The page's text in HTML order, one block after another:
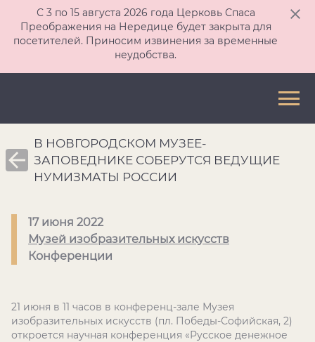
С 3 по 15 августа 2026 года Церковь Спаса
Преображения на Нередице будет закрыта для
посетителей. Приносим извинения за временные
неудобства.
В НОВГОРОДСКОМ МУЗЕЕ-
ЗАПОВЕДНИКЕ СОБЕРУТСЯ ВЕДУЩИЕ
НУМИЗМАТЫ РОССИИ
17 июня 2022
Музей изобразительных искусств
Конференции
21 июня в 11 часов в конференц-зале Музея
изобразительных искусств (пл. Победы-Софийская, 2)
откроется научная конференция «Русское денежное